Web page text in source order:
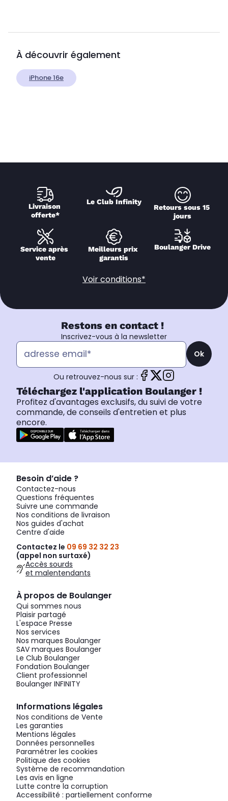
À découvrir également
iPhone 16e
Livraison
offerte*
Le Club Infinity
Retours sous 15
jours
Service après
vente
Meilleurs prix
garantis
Boulanger Drive
Voir conditions*
Restons en contact !
Inscrivez-vous à la newsletter
Ok
Ou retrouvez-nous sur :
Téléchargez l'application Boulanger !
Profitez d'avantages exclusifs, du suivi de votre
commande, de conseils d'entretien et plus
encore.
Besoin d’aide ?
Contactez-nous
Questions fréquentes
Suivre une commande
Nos conditions de livraison
Nos guides d'achat
Centre d'aide
Contactez le 09 69 32 32 23
(appel non surtaxé)
Accès sourds
et malentendants
À propos de Boulanger
Qui sommes nous
Plaisir partagé
L'espace Presse
Nos services
Nos marques Boulanger
SAV marques Boulanger
Le Club Boulanger
Fondation Boulanger
Client professionnel
Boulanger INFINITY
Informations légales
Nos conditions de Vente
Les garanties
Mentions légales
Données personnelles
Paramétrer les cookies
Politique des cookies
Système de recommandation
Les avis en ligne
Lutte contre la corruption
Accessibilité : partiellement conforme